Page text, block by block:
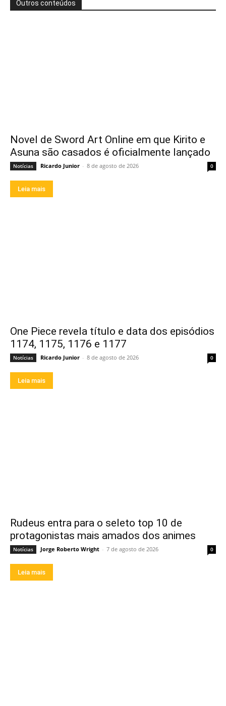
Outros conteúdos
Novel de Sword Art Online em que Kirito e
Asuna são casados é oficialmente lançado
Notícias Ricardo Junior - 8 de agosto de 2026 0
Leia mais
One Piece revela título e data dos episódios
1174, 1175, 1176 e 1177
Notícias Ricardo Junior - 8 de agosto de 2026 0
Leia mais
Rudeus entra para o seleto top 10 de
protagonistas mais amados dos animes
Notícias Jorge Roberto Wright - 7 de agosto de 2026 0
Leia mais